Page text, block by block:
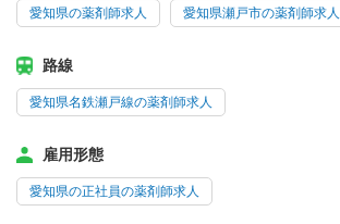
愛知県の薬剤師求人 愛知県瀬戸市の薬剤師求人
路線
愛知県名鉄瀬戸線の薬剤師求人
雇用形態
愛知県の正社員の薬剤師求人